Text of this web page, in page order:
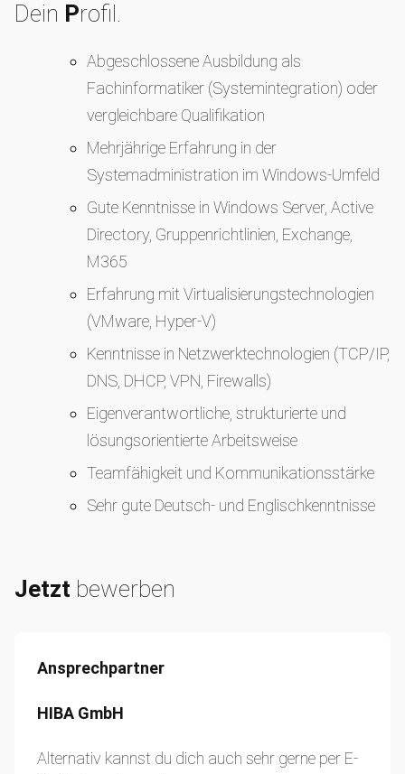
Dein Profil.
Abgeschlossene Ausbildung als
Fachinformatiker (Systemintegration) oder
vergleichbare Qualifikation
Mehrjährige Erfahrung in der
Systemadministration im Windows-Umfeld
Gute Kenntnisse in Windows Server, Active
Directory, Gruppenrichtlinien, Exchange,
M365
Erfahrung mit Virtualisierungstechnologien
(VMware, Hyper-V)
Kenntnisse in Netzwerktechnologien (TCP/IP,
DNS, DHCP, VPN, Firewalls)
Eigenverantwortliche, strukturierte und
lösungsorientierte Arbeitsweise
Teamfähigkeit und Kommunikationsstärke
Sehr gute Deutsch- und Englischkenntnisse
Jetzt bewerben
Ansprechpartner
HIBA GmbH
Alternativ kannst du dich auch sehr gerne per E-